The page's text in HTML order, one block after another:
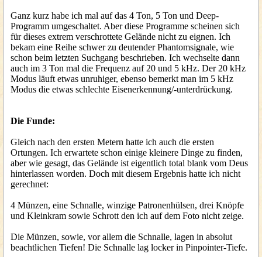
Ganz kurz habe ich mal auf das 4 Ton, 5 Ton und Deep-
Programm umgeschaltet. Aber diese Programme scheinen sich
für dieses extrem verschrottete Gelände nicht zu eignen. Ich
bekam eine Reihe schwer zu deutender Phantomsignale, wie
schon beim letzten Suchgang beschrieben. Ich wechselte dann
auch im 3 Ton mal die Frequenz auf 20 und 5 kHz. Der 20 kHz
Modus läuft etwas unruhiger, ebenso bemerkt man im 5 kHz
Modus die etwas schlechte Eisenerkennung/-unterdrückung.
Die Funde:
Gleich nach den ersten Metern hatte ich auch die ersten
Ortungen. Ich erwartete schon einige kleinere Dinge zu finden,
aber wie gesagt, das Gelände ist eigentlich total blank vom Deus
hinterlassen worden. Doch mit diesem Ergebnis hatte ich nicht
gerechnet:
4 Münzen, eine Schnalle, winzige Patronenhülsen, drei Knöpfe
und Kleinkram sowie Schrott den ich auf dem Foto nicht zeige.
Die Münzen, sowie, vor allem die Schnalle, lagen in absolut
beachtlichen Tiefen! Die Schnalle lag locker in Pinpointer-Tiefe.